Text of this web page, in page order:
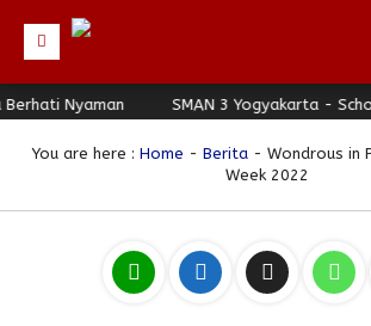
Beranda
Profil
Struktur Organisasi
Guru & Karyawan
Nyaman SMAN 3 Yogyakarta - School of
You are here : Home - Berita- Wondrous in
Week 2022